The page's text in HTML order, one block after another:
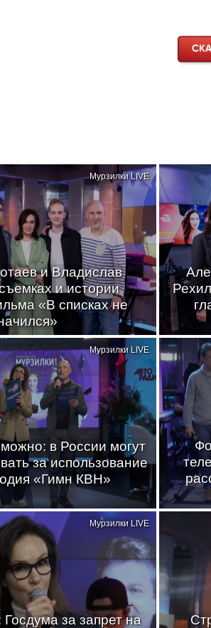
и Владислав
и истории
«В списках не
Мурзилки LIVE
в России могут
за использование
«Гимн КВН»
Мурзилки LIVE
Госдума за запрет на
Мурзилки LIVE